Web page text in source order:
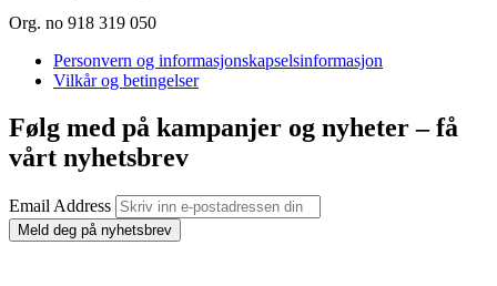
Org. no 918 319 050
Personvern og informasjonskapselsinformasjon
Vilkår og betingelser
Følg med på kampanjer og nyheter – få
vårt nyhetsbrev
Email Address
Meld deg på nyhetsbrev